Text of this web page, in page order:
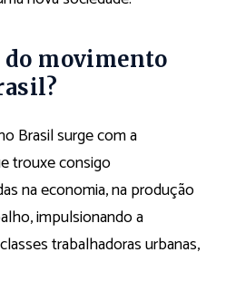
do movimento
Brasil surge com a
trouxe consigo
na economia, na produção
impulsionando a
trabalhadoras urbanas,